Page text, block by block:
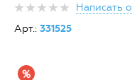
Написать
Арт.: 331525